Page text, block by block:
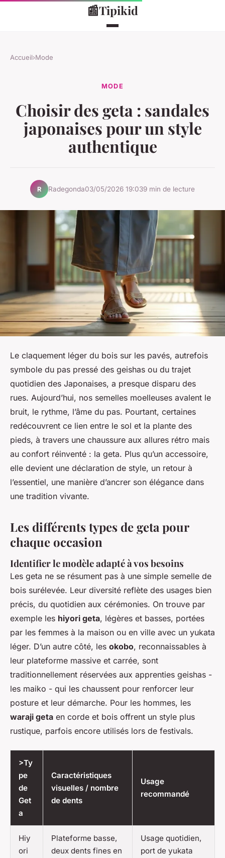
📰Tipikid
Accueil›Mode
MODE
Choisir des geta : sandales
japonaises pour un style
authentique
R Radegonda03/05/2026 19:039 min de lecture
Le claquement léger du bois sur les pavés, autrefois
symbole du pas pressé des geishas ou du trajet
quotidien des Japonaises, a presque disparu des
rues. Aujourd’hui, nos semelles moelleuses avalent le
bruit, le rythme, l’âme du pas. Pourtant, certaines
redécouvrent ce lien entre le sol et la plante des
pieds, à travers une chaussure aux allures rétro mais
au confort réinventé : la geta. Plus qu’un accessoire,
elle devient une déclaration de style, un retour à
l’essentiel, une manière d’ancrer son élégance dans
une tradition vivante.
Les différents types de geta pour
chaque occasion
Identifier le modèle adapté à vos besoins
Les geta ne se résument pas à une simple semelle de
bois surélevée. Leur diversité reflète des usages bien
précis, du quotidien aux cérémonies. On trouve par
exemple les hiyori geta, légères et basses, portées
par les femmes à la maison ou en ville avec un yukata
léger. D’un autre côté, les okobo, reconnaissables à
leur plateforme massive et carrée, sont
traditionnellement réservées aux apprenties geishas -
les maiko - qui les chaussent pour renforcer leur
posture et leur démarche. Pour les hommes, les
waraji geta en corde et bois offrent un style plus
rustique, parfois encore utilisés lors de festivals.
>Ty
pe
de
Get
a
Caractéristiques
visuelles / nombre
de dents
Usage
recommandé
Hiy
ori
Plateforme basse,
deux dents fines en
Usage quotidien,
port de yukata